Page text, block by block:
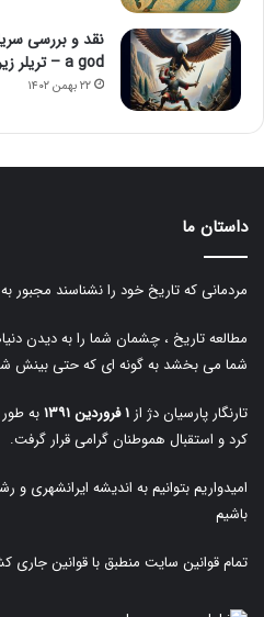
a god – تریلر زیرنویس فارسی
۲۲ بهمن ۱۴۰۲
داستان ما
مردمانی که تاریخ خود را نشناسند مجبور
مطالعه تاریخ ، چشمان شما را به دیدن
شما می بخشد به گونه ای که حتی بینش
تارنگار پارسیان دژ از۱ فروردین ۱۳۹۱
به
کرد و استقبال هموطنان گرامی قرار گرفت.
امیدواریم بتوانیم به اندیشه ایرانشهری
باشیم
تمام قوانین سایت منطبق با قوانین جاری